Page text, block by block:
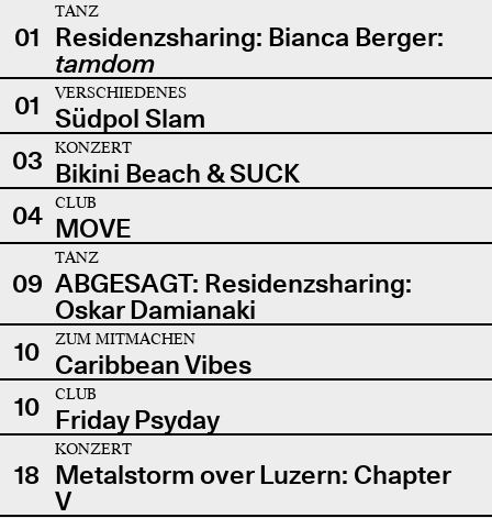
01
TANZ
Residenzsharing: Bianca Berger:
tamdom
01
VERSCHIEDENES
Südpol Slam
03
KONZERT
Bikini Beach & SUCK
04
CLUB
MOVE
09
TANZ
ABGESAGT: Residenzsharing:
Oskar Damianaki
10
ZUM MITMACHEN
Caribbean Vibes
10
CLUB
Friday Psyday
18
KONZERT
Metalstorm over Luzern: Chapter
V